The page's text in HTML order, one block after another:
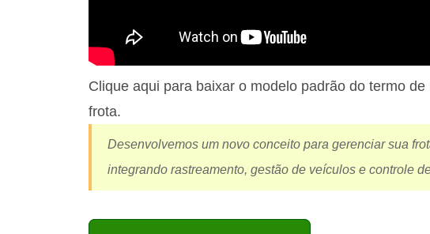
Clique aqui para baixar o modelo padrão do termo
frota.
Desenvolvemos um novo conceito para gerenciar sua
integrando rastreamento, gestão de veículos e controle